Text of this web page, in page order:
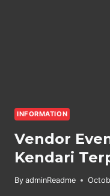
INFORMATION
Vendor
Kendari
By adminReadme